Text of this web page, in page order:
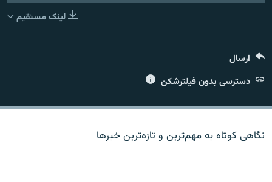
لینک مستقیم
ارسال
دسترسی بدون فیلترشکن
نگاهی کوتاه به مهم‌ترين و تازه‌ترين خبرها